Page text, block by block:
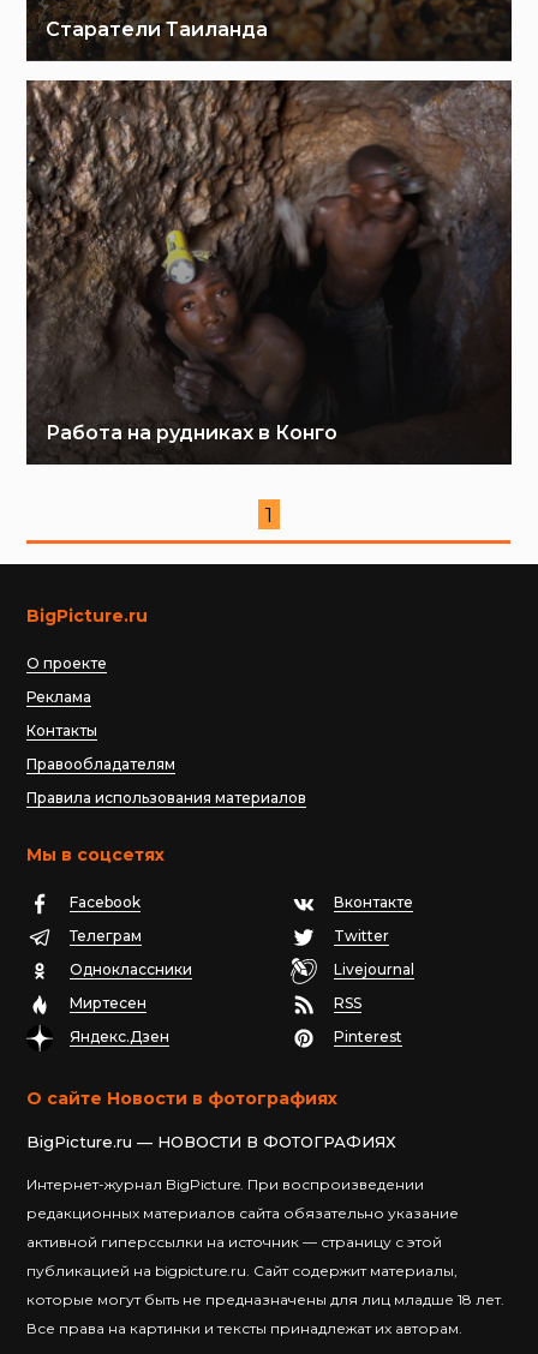
Старатели Таиланда
Работа на рудниках в Конго
1
BigPicture.ru
О проекте
Реклама
Контакты
Правообладателям
Правила использования материалов
Мы в соцсетях
Facebook
Вконтакте
Телеграм
Twitter
Одноклассники
Livejournal
Миртесен
RSS
Яндекс.Дзен
Pinterest
О сайте Новости в фотографиях
BigPicture.ru — НОВОСТИ В ФОТОГРАФИЯХ
Интернет-журнал BigPicture. При воспроизведении
редакционных материалов сайта обязательно указание
активной гиперссылки на источник — страницу с этой
публикацией на bigpicture.ru. Сайт содержит материалы,
которые могут быть не предназначены для лиц младше 18 лет.
Все права на картинки и тексты принадлежат их авторам.